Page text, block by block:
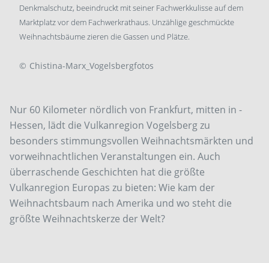
Denkmalschutz, beeindruckt mit seiner Fachwerkkulisse auf dem
Marktplatz vor dem Fachwerkrathaus. Unzählige geschmückte
Weihnachtsbäume zieren die Gassen und Plätze.
© Chistina-Marx_Vogelsbergfotos
Nur 60 Kilometer nördlich von Frankfurt, mitten in ­
Hessen, lädt die Vulkanregion Vogelsberg zu
besonders stimmungsvollen Weihnachtsmärkten und
vorweihnachtlichen Veranstaltungen ein. Auch
überraschende Geschichten hat die größte
Vulkanregion Europas zu bieten: Wie kam der
Weihnachtsbaum nach Amerika und wo steht die
größte Weihnachtskerze der Welt?